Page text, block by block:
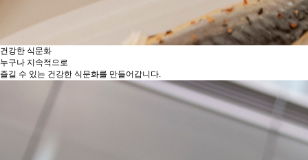
건강한 식문화
누구나 지속적으로
즐길 수 있는 건강한 식문화를 만들어갑니다.